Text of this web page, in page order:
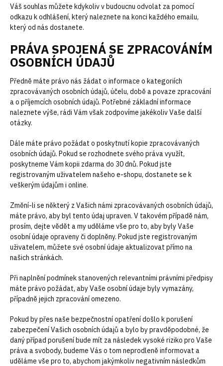
Váš souhlas můžete kdykoliv v budoucnu odvolat za pomocí
odkazu k odhlášení, který naleznete na konci každého emailu,
který od nás dostanete.
PRÁVA SPOJENÁ SE ZPRACOVÁNÍM
OSOBNÍCH ÚDAJŮ
Předně máte právo nás žádat o informace o kategoriích
zpracovávaných osobních údajů, účelu, době a povaze zpracování
a o příjemcích osobních údajů. Potřebné základní informace
naleznete výše, rádi Vám však zodpovíme jakékoliv Vaše další
otázky.
Dále máte právo požádat o poskytnutí kopie zpracovávaných
osobních údajů. Pokud se rozhodnete svého práva využít,
poskytneme Vám kopii zdarma do 30 dnů. Pokud jste
registrovaným uživatelem našeho e-shopu, dostanete se k
veškerým údajům i online.
Změní-li se některý z Vašich námi zpracovávaných osobních údajů,
máte právo, aby byl tento údaj upraven. V takovém případě nám,
prosím, dejte vědět a my uděláme vše pro to, aby byly Vaše
osobní údaje opraveny či doplněny. Pokud jste registrovaným
uživatelem, můžete své osobní údaje aktualizovat přímo na
našich stránkách.
Při naplnění podmínek stanovených relevantními právními předpisy
máte právo požádat, aby Vaše osobní údaje byly vymazány,
případně jejich zpracování omezeno.
Pokud by přes naše bezpečnostní opatření došlo k porušení
zabezpečení Vašich osobních údajů a bylo by pravděpodobné, že
daný případ porušení bude mít za následek vysoké riziko pro Vaše
práva a svobody, budeme Vás o tom neprodleně informovat a
uděláme vše pro to, abychom jakýmkoliv negativním následkům